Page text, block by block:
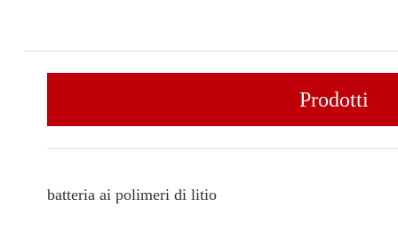
Prodotti
batteria ai polimeri di litio